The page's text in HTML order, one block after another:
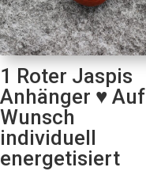
1 Roter Jaspis
Anhänger ♥ Auf
Wunsch
individuell
energetisiert